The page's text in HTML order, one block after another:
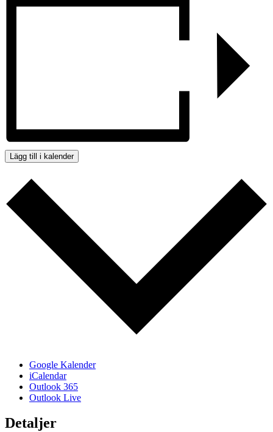
Lägg till i kalender
Google Kalender
iCalendar
Outlook 365
Outlook Live
Detaljer